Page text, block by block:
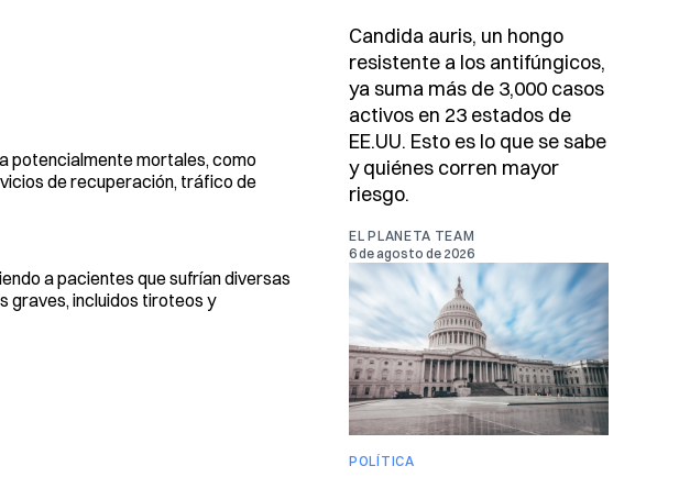
potencialmente mortales, como
de recuperación, tráfico de
a pacientes que sufrían diversas
graves, incluidos tiroteos y
Candida auris, un hongo
resistente a los antifúngicos,
ya suma más de 3,000 casos
activos en 23 estados de
EE.UU. Esto es lo que se sabe
y quiénes corren mayor
riesgo.
EL PLANETA TEAM
6 de agosto de 2026
POLÍTICA